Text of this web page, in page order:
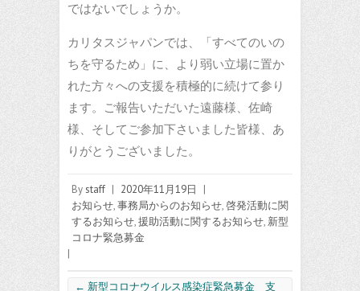
ではないでしょうか。
カリタスジャパンでは、「すべてのいの
ちを守るため」に、より弱い立場に置か
れた方々への支援を積極的に続けて参り
ます。ご報告いただいた遠藤様、佐崎
様、そしてご参加下さいました皆様、あ
りがとうございました。
Bystaff | 2020年11月19日
|
お知らせ,事務局からのお知らせ,啓発活動に関
するお知らせ,援助活動に関するお知らせ, 新型
コロナ緊急募金
|
← 新型コロナウイルス感染症緊急募金 支